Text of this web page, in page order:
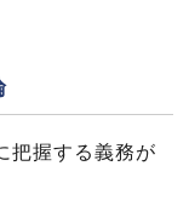
把握する義務が